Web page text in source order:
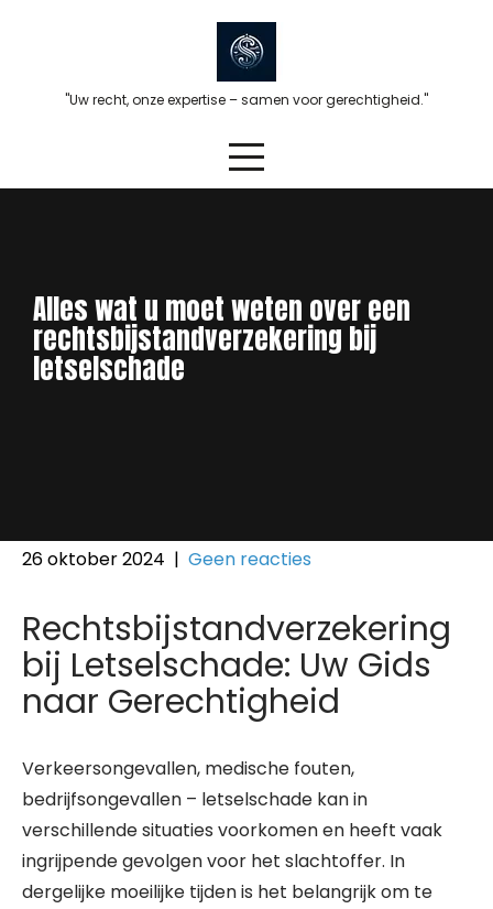
"Uw recht, onze expertise – samen voor gerechtigheid."
Alles wat u moet weten over een
rechtsbijstandverzekering bij
letselschade
26 oktober 2024 | Geen reacties
Rechtsbijstandverzekering
bij Letselschade: Uw Gids
naar Gerechtigheid
Verkeersongevallen, medische fouten,
bedrijfsongevallen – letselschade kan in
verschillende situaties voorkomen en heeft vaak
ingrijpende gevolgen voor het slachtoffer. In
dergelijke moeilijke tijden is het belangrijk om te